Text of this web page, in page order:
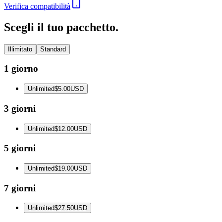
Verifica compatibilità
Scegli il tuo pacchetto.
Illimitato Standard
1 giorno
Unlimited$5.00USD
3 giorni
Unlimited$12.00USD
5 giorni
Unlimited$19.00USD
7 giorni
Unlimited$27.50USD